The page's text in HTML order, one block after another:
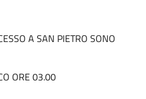
A SAN PIETRO SONO
ORE 03.00